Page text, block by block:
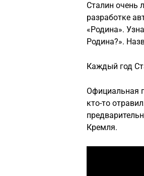
Сталин очень
разработке
«Родина».
Родина?».
Каждый год
Официальная
кто-то
Кремля.